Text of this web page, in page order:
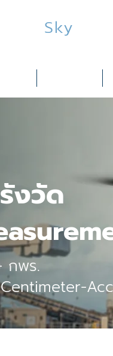
Sky
งวัด
กพร.